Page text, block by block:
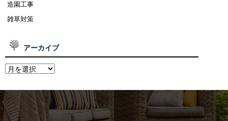
造園工事
雑草対策
アーカイブ